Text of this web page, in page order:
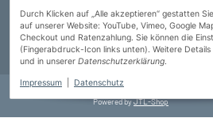
Durch Klicken auf „Alle akzeptieren“ gestatten
auf unserer Website: YouTube, Vimeo, Google
Checkout und Ratenzahlung. Sie können die
(Fingerabdruck-Icon links unten). Weitere
und in unserer Datenschutzerklärung.
Impressum Datenschutz
Service
Vertrag widerrufen
© Heimwerkerheld GmbH * Alle Preise inkl. gesetzlicher
Powered byJTL-Shop